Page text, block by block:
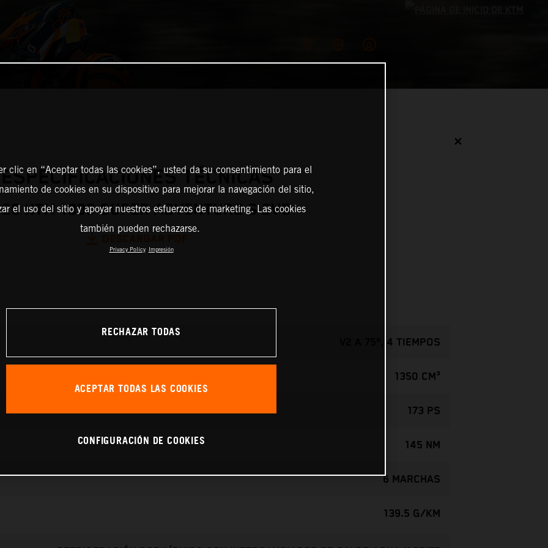
✕
ESPECIFICACIONES TÉCNICAS
KTM 1390 SUPER ADVENTURE S EVO
V2 A 75º, 4 TIEMPOS
1350 CM³
173 PS
145 NM
6 MARCHAS
139.5 G/KM
clic en “Aceptar todas las cookies”, usted da su consentimiento para el
de cookies en su dispositivo para mejorar la navegación del sitio,
el uso del sitio y apoyar nuestros esfuerzos de marketing. Las cookies
también pueden rechazarse.
Privacy Policy Impresión
RECHAZAR TODAS
ACEPTAR TODAS LAS COOKIES
CONFIGURACIÓN DE COOKIES